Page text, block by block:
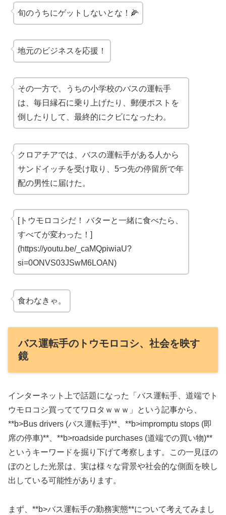
旬のうちにゲットしないとな！🌽
地元のビジネスを応援！
その一方で、うちの小学校のバスの運転手
は、毎日縁石に乗り上げたり、郵便ポストを
倒したりして、最終的にクビになったわ。
クロアチアでは、バスの運転手がある人から
サンドイッチを受け取り、5つ先の停留所で年
配の男性に届けた。
[トウモロコシだ！ バターと一緒に食べたら、
すべてが変わった！]
(https://youtu.be/_caMQpiwiaU?
si=0ONVS03JSwM6LOAN)
食わなきゃ。
バス運転手のトウモロコシ、社会を映す
鏡
インターネット上で話題になった「バス運転手、道端でト
ウモロコシ買っててワロタｗｗｗ」という記事から、
**b>Bus drivers (バス運転手)**、**b>impromptu stops (即
席の停車)**、**b>roadside purchases (道端での買い物)**
というキーワードを掘り下げて考察します。この一見ほの
ぼのとした光景は、実は様々な背景や社会的な側面を映し
出している可能性があります。
まず、**b>バス運転手の勤務実態**について考えてみまし